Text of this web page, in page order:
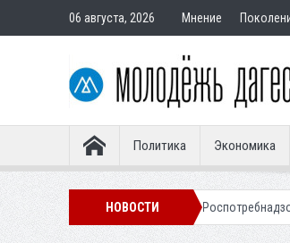
06 августа, 2026 Мнение
Политика Экономика
НОВОСТИ
Дагестана Роспотребнадзор предупредил